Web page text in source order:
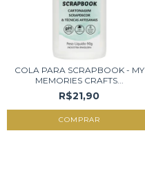
COLA PARA SCRAPBOOK - MY
MEMORIES CRAFTS...
R$21,90